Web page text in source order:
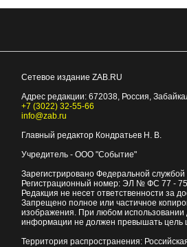
Сетевое издание ZAB.RU
Адрес редакции: 672038, Россия,
+7 (3022) 32-55-66
info@zab.ru
Главный редактор Кондратьев Н. В.
Учредитель - ООО "Событие"
Зарегистрировано Федеральной
Регистрационный номер: ЭЛ № ФС 77 -
Редакция не несет ответственности за
Запрещено полное или частичное
изображения. При любом
информации не должен превышать цель
Территория распространения: